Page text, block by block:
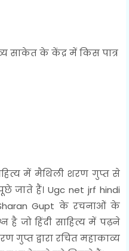
साकेत के केंद्र में किस पात्र
में मैथिली शरण गुप्त से
जाते हैं। Ugc net jrf hindi
Gupt के रचनाओं के
है जो हिंदी साहित्य में पढ़ने
गुप्त द्वारा रचित महाकाव्य